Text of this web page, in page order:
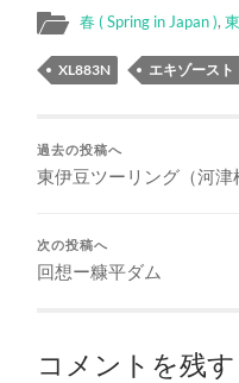
春 ( Spring in Japan ),
XL883N エキゾースト
過去の投稿へ
東伊豆ツーリング（河津
次の投稿へ
回想ー糠平ダム
コメントを残す